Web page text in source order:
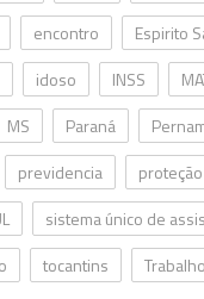
encontro Espirito
idoso INSS
MS Paraná
previdencia
sistema único de
tocantins Trabalho